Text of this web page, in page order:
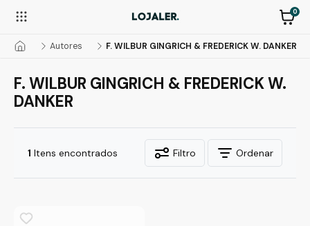
0
Autores F. WILBUR GINGRICH & FREDERICK W. DANKER
F. WILBUR GINGRICH & FREDERICK W.
DANKER
1 Itens encontrados Filtro Ordenar